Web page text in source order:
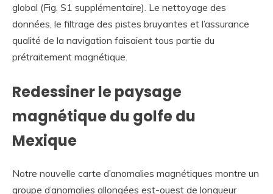
global (Fig. S1 supplémentaire). Le nettoyage des
données, le filtrage des pistes bruyantes et l’assurance
qualité de la navigation faisaient tous partie du
prétraitement magnétique.
Redessiner le paysage
magnétique du golfe du
Mexique
Notre nouvelle carte d’anomalies magnétiques montre un
groupe d’anomalies allongées est-ouest de longueur